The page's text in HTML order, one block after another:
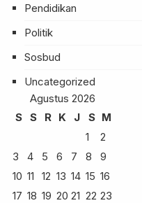
Pendidikan
Politik
Sosbud
Uncategorized
Agustus 2026
S
S R K J S M
1
2
3
4 5 6 7 8
9
10 11 12 13 14 15 16
17 18 19 20 21 22 23